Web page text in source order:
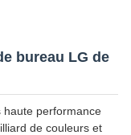
bureau LG de
haute performance
de couleurs et